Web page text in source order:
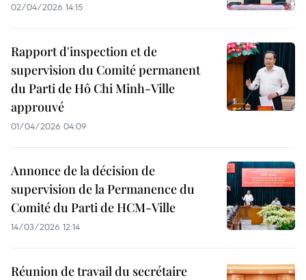
02/04/2026 14:15
Rapport d'inspection et de
supervision du Comité permanent
du Parti de Hô Chi Minh-Ville
approuvé
01/04/2026 04:09
Annonce de la décision de
supervision de la Permanence du
Comité du Parti de HCM-Ville
14/03/2026 12:14
Réunion de travail du secrétaire